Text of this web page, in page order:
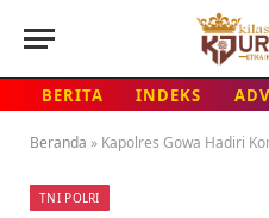
BERITA INDEKS
Beranda » Kapolres Gowa Hadiri Konsolidasi DIPA
TNI POLRI